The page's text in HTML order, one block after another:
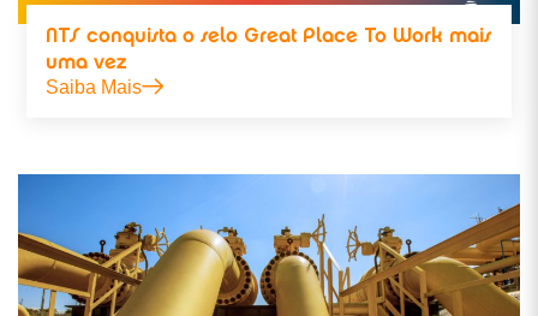
NTS conquista o selo Great Place To Work mais
uma vez
Saiba Mais